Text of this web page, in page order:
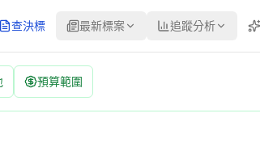
查決標 最新標案 追蹤分析
預算範圍
| 公開招標 公告
標方式：公開招標 | 決標方式：最低標